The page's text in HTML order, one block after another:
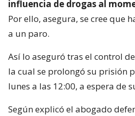
influencia de drogas al
Por ello, asegura, se cree que
a un paro.
Así lo aseguró tras el control
la cual se prolongó su prisión
lunes a las 12:00, a espera de
Según explicó el abogado